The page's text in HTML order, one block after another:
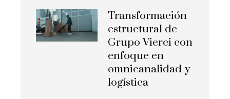
Transformación
estructural de
Grupo Vierci con
enfoque en
omnicanalidad y
logística